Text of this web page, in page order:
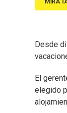
Desde
El
elegido